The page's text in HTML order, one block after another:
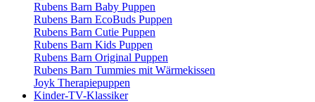
Rubens Barn Baby Puppen
Rubens Barn EcoBuds Puppen
Rubens Barn Cutie Puppen
Rubens Barn Kids Puppen
Rubens Barn Original Puppen
Rubens Barn Tummies mit Wärmekissen
Joyk Therapiepuppen
Kinder-TV-Klassiker